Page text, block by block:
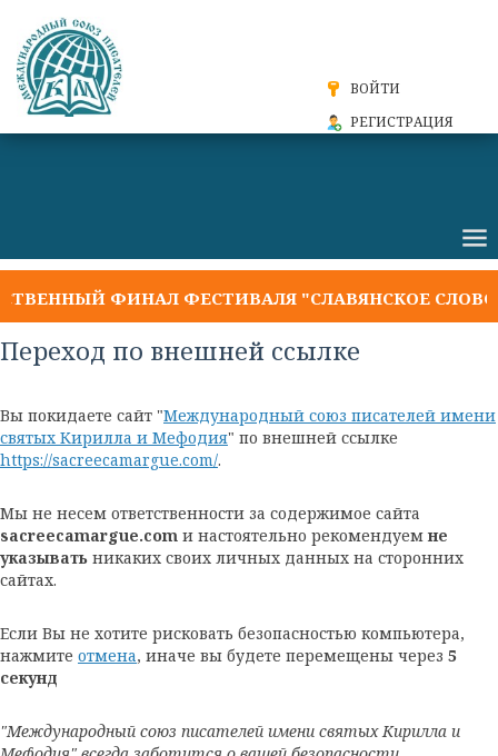
ВОЙТИ
РЕГИСТРАЦИЯ
ФИНАЛ ФЕСТИВАЛЯ "СЛАВЯНСКОЕ СЛОВО
Переход по внешней ссылке
Вы покидаете сайт "Международный союз писателей имени
святых Кирилла и Мефодия" по внешней ссылке
https://sacreecamargue.com/.
Мы не несем ответственности за содержимое сайта
sacreecamargue.com и настоятельно рекомендуемне
указывать никаких своих личных данных на сторонних
сайтах.
Если Вы не хотите рисковать безопасностью компьютера,
нажмите отмена, иначе вы будете перемещены через 5
секунд
"Международный союз писателей имени святых Кирилла и